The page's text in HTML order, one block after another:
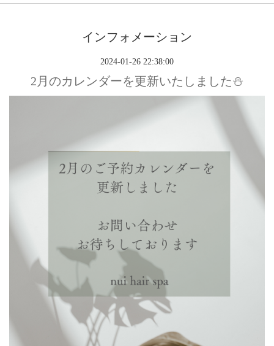
インフォメーション
2024-01-26 22:38:00
2月のカレンダーを更新いたしました⛄️